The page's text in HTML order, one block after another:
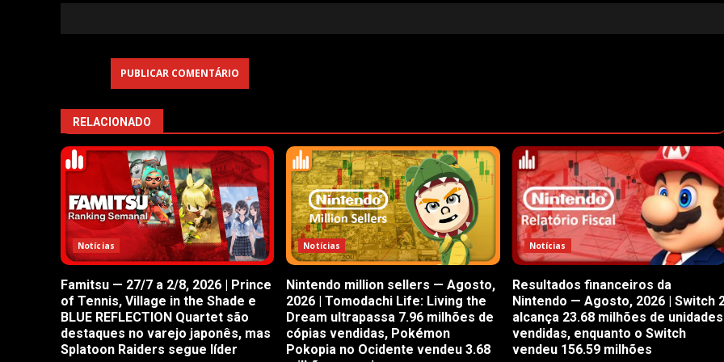
RELACIONADO
Notícias
Famitsu — 27/7 a 2/8, 2026 | Prince
of Tennis, Village in the Shade e
BLUE REFLECTION Quartet são
destaques no varejo japonês, mas
Splatoon Raiders segue líder
Notícias
Nintendo million sellers — Agosto,
2026 | Tomodachi Life: Living the
Dream ultrapassa 7.96 milhões de
cópias vendidas, Pokémon
Pokopia no Ocidente vendeu 3.68
Notícias
Resultados financeiros da
Nintendo — Agosto, 2026 | Switch
alcança 23.68 milhões de unidades
vendidas, enquanto o Switch
vendeu 156.59 milhões